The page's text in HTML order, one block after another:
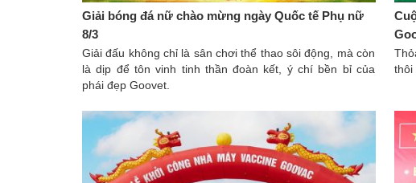
Giải bóng đá nữ chào mừng ngày Quốc tế Phụ nữ
8/3
Giải đấu không chỉ là sân chơi thể thao sôi động, mà còn
là dịp để tôn vinh tinh thần đoàn kết, ý chí bền bỉ của
phái đẹp Goovet.
thôi